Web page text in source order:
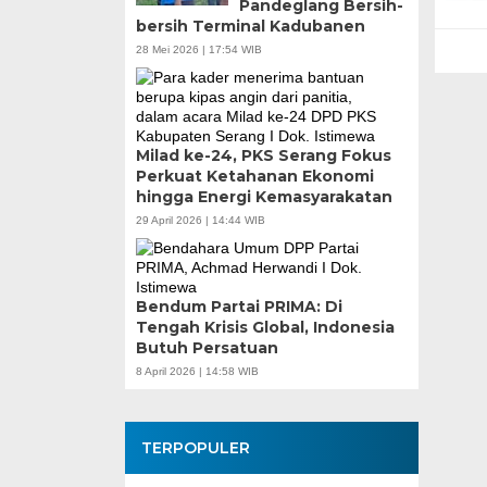
Pandeglang Bersih-
bersih Terminal Kadubanen
28 Mei 2026 | 17:54 WIB
Milad ke-24, PKS Serang Fokus
Perkuat Ketahanan Ekonomi
hingga Energi Kemasyarakatan
29 April 2026 | 14:44 WIB
Bendum Partai PRIMA: Di
Tengah Krisis Global, Indonesia
Butuh Persatuan
8 April 2026 | 14:58 WIB
TERPOPULER